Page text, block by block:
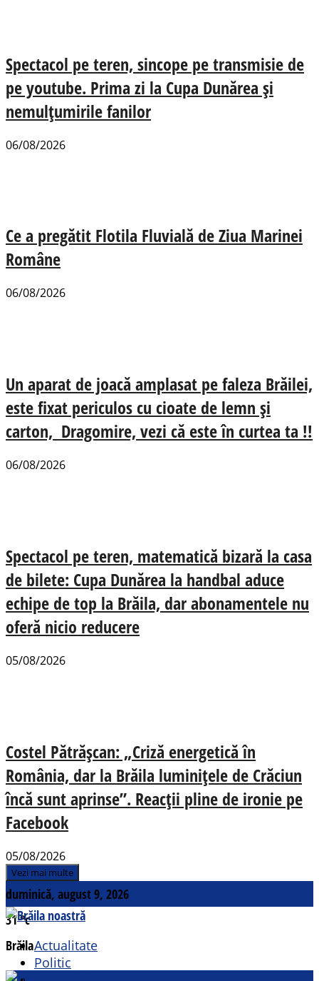
Spectacol pe teren, sincope pe transmisie de
pe youtube. Prima zi la Cupa Dunărea și
nemulțumirile fanilor
06/08/2026
Ce a pregătit Flotila Fluvială de Ziua Marinei
Române
06/08/2026
Un aparat de joacă amplasat pe faleza Brăilei,
este fixat periculos cu cioate de lemn și
carton, Dragomire, vezi că este în curtea ta !!
06/08/2026
Spectacol pe teren, matematică bizară la casa
de bilete: Cupa Dunărea la handbal aduce
echipe de top la Brăila, dar abonamentele nu
oferă nicio reducere
05/08/2026
Costel Pătrășcan: „Criză energetică în
România, dar la Brăila luminițele de Crăciun
încă sunt aprinse”. Reacții pline de ironie pe
Facebook
05/08/2026
Vezi mai multe
duminică, august 9, 2026
31°c
BrăilaActualitate
Politic